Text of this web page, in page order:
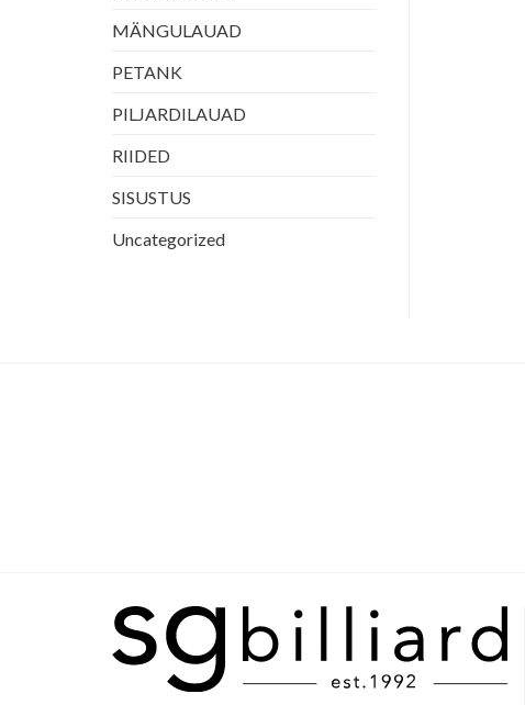
MÄNGULAUAD
PETANK
PILJARDILAUAD
RIIDED
SISUSTUS
Uncategorized
McDermott Shaft G-Core